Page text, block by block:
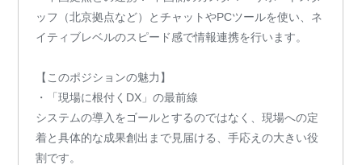
ッフ（北京拠点など）とチャットやPCツールを使い、ネ
イティブレベルのスピード感で情報連携を行います。
【このポジションの魅力】
・「現場に根付くDX」の最前線
システムの導入をゴールとするのではなく、現場への定
着と具体的な成果創出まで見届ける、手応えの大きい役
割です。